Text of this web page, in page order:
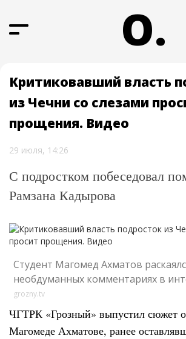
О.
Критиковавший власть
из Чечни со слезами
прощения. Видео
29 июля, 14:26
С подростком побеседовал
Рамзана Кадырова
Студент Магомед Ахматов
необдуманных комментариях в
grozny.tv
ЧГТРК «Грозный» выпустил сюжет
Магомеде Ахматове, ранее